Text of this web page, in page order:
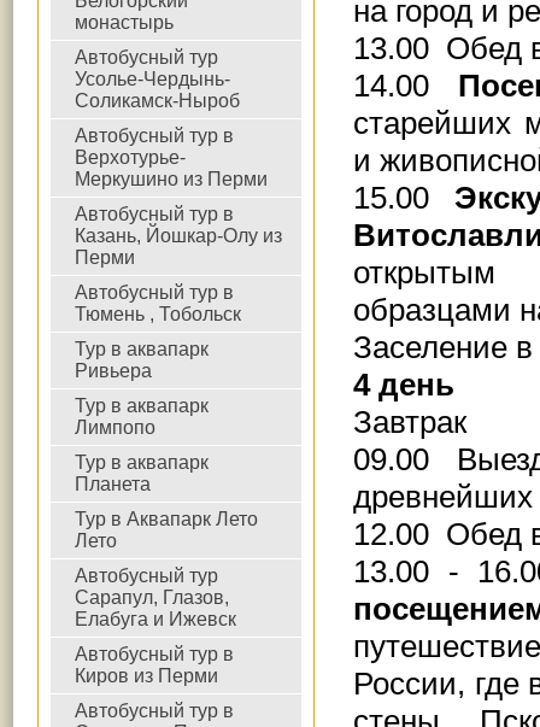
монастырь
Автобусный тур
Усолье-Чердынь-
Соликамск-Ныроб
Автобусный тур в
Верхотурье-
Меркушино из Перми
Автобусный тур в
Казань, Йошкар-Олу из
Перми
Автобусный тур в
Тюмень , Тобольск
Тур в аквапарк
Ривьера
Тур в аквапарк
Лимпопо
Тур в аквапарк
Планета
Тур в Аквапарк Лето
Лето
Автобусный тур
Сарапул, Глазов,
Елабуга и Ижевск
Автобусный тур в
Киров из Перми
Автобусный тур в
на город и
13.00 Обед
14.00
старейших
и
15.00
образцами
Заселение
4 день
Завтрак
09.00
древнейших
12.00 Обед
13.00 -
России, где